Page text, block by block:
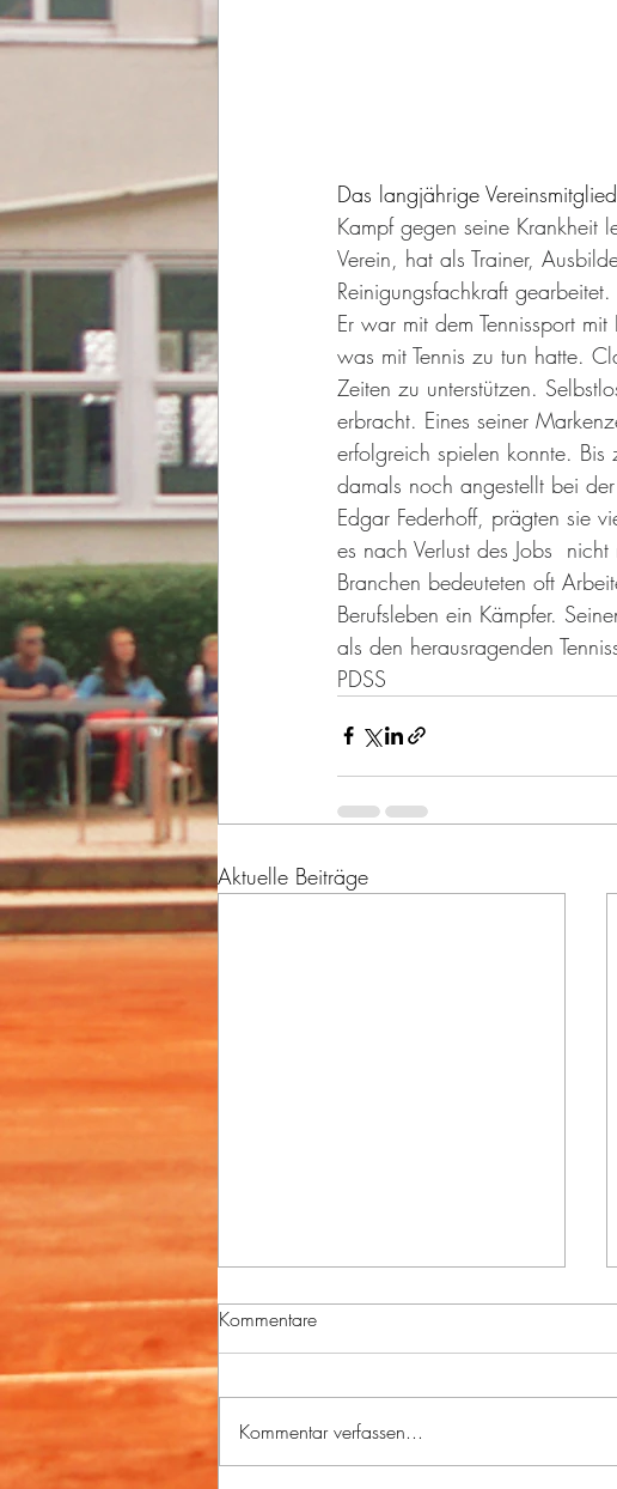
Das langjährige
Kampf gegen seine Krankheit
Verein, hat als Trainer,
Reinigungsfachkraft gearbeitet.
Er war mit dem Tennissport
was mit Tennis zu tun hatte.
Zeiten zu unterstützen.
erbracht. Eines seiner
erfolgreich spielen konnte. Bis
damals noch angestellt bei
Edgar Federhoff, prägten sie
es nach Verlust des Jobs
Branchen bedeuteten oft
Berufsleben ein Kämpfer.
als den herausragenden
PDSS
Aktuelle Beiträge
Kommentare
Kommentar verfassen...